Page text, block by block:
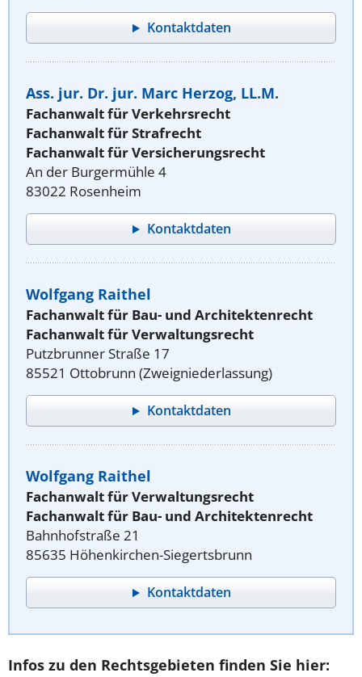
Kontaktdaten
Ass. jur. Dr. jur. Marc Herzog, LL.M.
Fachanwalt für Verkehrsrecht
Fachanwalt für Strafrecht
Fachanwalt für Versicherungsrecht
An der Burgermühle 4
83022 Rosenheim
Kontaktdaten
Wolfgang Raithel
Fachanwalt für Bau- und Architektenrecht
Fachanwalt für Verwaltungsrecht
Putzbrunner Straße 17
85521 Ottobrunn (Zweigniederlassung)
Kontaktdaten
Wolfgang Raithel
Fachanwalt für Verwaltungsrecht
Fachanwalt für Bau- und Architektenrecht
Bahnhofstraße 21
85635 Höhenkirchen-Siegertsbrunn
Kontaktdaten
Infos zu den Rechtsgebieten finden Sie hier: